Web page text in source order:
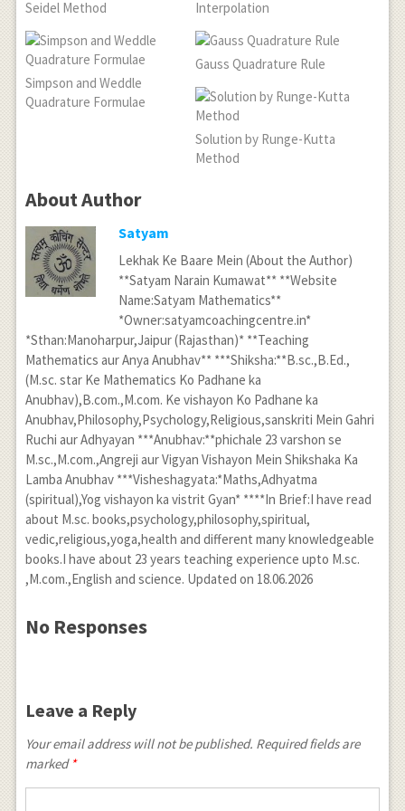
}{ 1000 } +\frac {
63075 }{ 1500 } -\frac
{ 23600 }{ 5000 } \\
f\left( 35 \right)
=-10.4+50.475+42.05-
f\left( 35 \right)
=77.4\\ f\left( 35
\right) =77%
\right) } \times
12+\frac { \left(
x-3 \right) \left( x-
2 \right) \left(
x+1 \right) }{
} \times 15+\frac
{ \left( x-3 \right)
\left( x-2 \right)
\left( x-1 \right) }
{ \left( -1-3 \right)
\left( -1-2 \right)
\left( -1-1 \right) }
\times \left( -21
\right) \\ f\left( x
\right) =\frac {
\left( x-2 \right)
\left( { x }^{ 2 }-1
\right) }{ \left( -2
\right) \left( -1
\right) \left( 2
\right) } \times
3 \right) \left( { x
\left( 3 \right) }
\times 12+\frac {
\left( { x }^{ 2
}-5x+6 \right)
Seidel Method
Interpolation
Simpson and Weddle
Quadrature Formulae
Gauss Quadrature Rule
Solution by Runge-Kutta
Method
About Author
Satyam
Lekhak Ke Baare Mein (About the Author)
**Satyam Narain Kumawat** **Website
Name:Satyam Mathematics**
*Owner:satyamcoachingcentre.in*
*Sthan:Manoharpur,Jaipur (Rajasthan)* **Teaching
Mathematics aur Anya Anubhav** ***Shiksha:**B.sc.,B.Ed.,
(M.sc. star Ke Mathematics Ko Padhane ka
Anubhav),B.com.,M.com. Ke vishayon Ko Padhane ka
Anubhav,Philosophy,Psychology,Religious,sanskriti Mein Gahri
Ruchi aur Adhyayan ***Anubhav:**phichale 23 varshon se
M.sc.,M.com.,Angreji aur Vigyan Vishayon Mein Shikshaka Ka
Lamba Anubhav ***Visheshagyata:*Maths,Adhyatma
(spiritual),Yog vishayon ka vistrit Gyan* ****In Brief:I have read
about M.sc. books,psychology,philosophy,spiritual,
vedic,religious,yoga,health and different many knowledgeable
books.I have about 23 years teaching experience upto M.sc.
,M.com.,English and science. Updated on 18.06.2026
No Responses
Leave a Reply
Your email address will not be published. Required fields are
marked *